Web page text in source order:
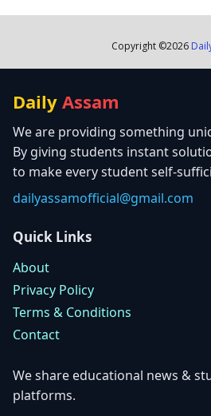
Copyright ©2026
Daily Assam
We are providing something
By giving students instant
to make every student self-
dailyassamofficial@gmail.com
Quick Links
About
Privacy Policy
Terms & Conditions
Contact
We share educational news &
platforms.